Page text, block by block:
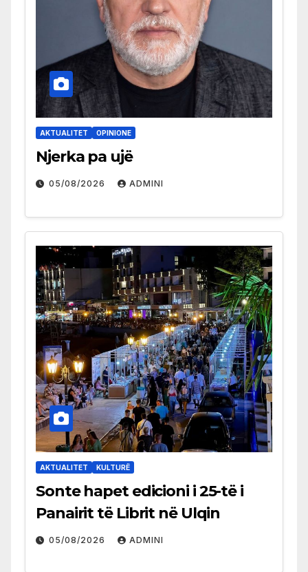
AKTUALITET OPINIONE
Njerka pa ujë
05/08/2026 ADMINI
AKTUALITET KULTURË
Sonte hapet edicioni i 25-të i
Panairit të Librit në Ulqin
05/08/2026 ADMINI